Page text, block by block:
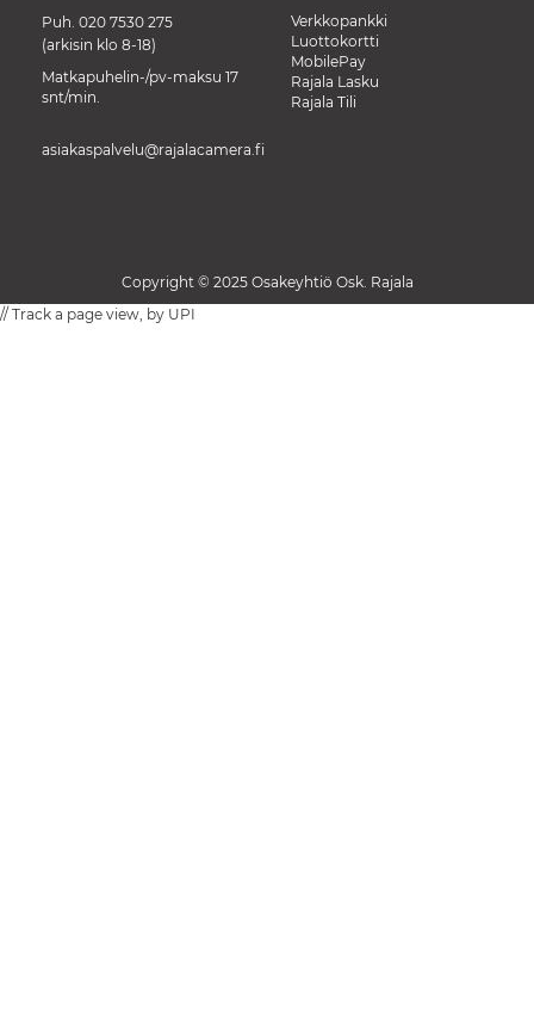
Verkkopankki
Luottokortti
MobilePay
Rajala Lasku
Rajala Tili
Puh. 020 7530 275
(arkisin klo 8-18)
Matkapuhelin-/pv-maksu 17
snt/min.
asiakaspalvelu@rajalacamera.fi
Copyright © 2025 Osakeyhtiö Osk. Rajala
// Track a page view, by UPI